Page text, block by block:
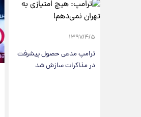
۱۳۹۷/۴/۵
ترامپ مدعی حصول پیشرفت
در مذاکرات سازش شد